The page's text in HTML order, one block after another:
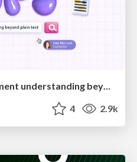
Conquering PDFs: document understanding beyond plain text
4 2.9k